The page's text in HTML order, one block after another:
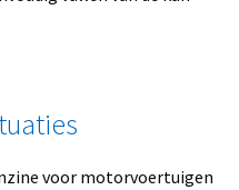
voor motorvoertuigen